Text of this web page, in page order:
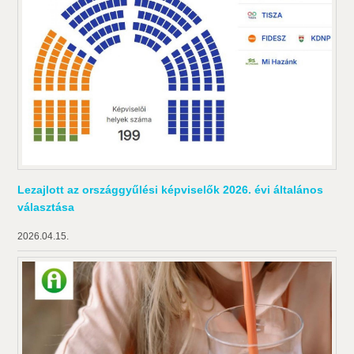
Lezajlott az országgyűlési képviselők 2026. évi általános
választása
2026.04.15.